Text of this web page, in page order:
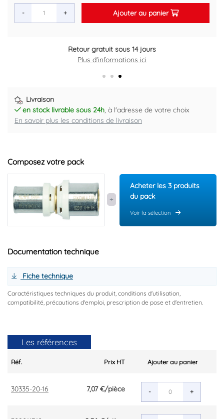
- + Ajouter au panier
Retour gratuit sous 14 jours
Plus d'informations ici
Livraison
en stock livrable sous 24h, à l'adresse de votre choix
En savoir plus les conditions de livraison
Composez votre pack
Acheter les 3 produits
du pack
Voir la sélection
Documentation technique
Fiche technique
Caractéristiques techniques du produit, conditions d'utilisation,
compatibilité, précautions d'emploi, prescription de pose et d'entretien.
Les références
Réf. Prix HT Ajouter au panier
30335-20-16 7,07 €/pièce - +